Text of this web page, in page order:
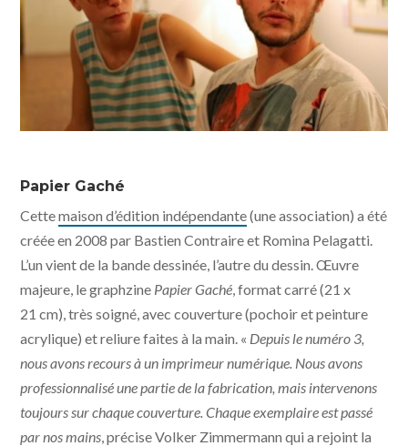
Papier Gaché
Cettemaison d’édition indépendante(une association) a été
créée en 2008 par Bastien Contraire et Romina Pelagatti.
L’un vient de la bande dessinée, l’autre du dessin. Œuvre
majeure, le graphzine Papier Gaché, format carré (21 x
21 cm), très soigné, avec couverture (pochoir et peinture
acrylique) et reliure faites à la main. « Depuis le numéro 3,
nous avons recours à un imprimeur numérique. Nous avons
professionnalisé une partie de la fabrication, mais intervenons
toujours sur chaque couverture. Chaque exemplaire est passé
par nos mains, précise Volker Zimmermann qui a rejoint la